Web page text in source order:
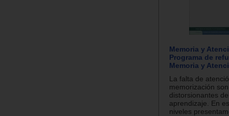
Memoria y
Programa de
Memoria y
La falta de
memorización
distorsionantes
aprendizaje. En
niveles